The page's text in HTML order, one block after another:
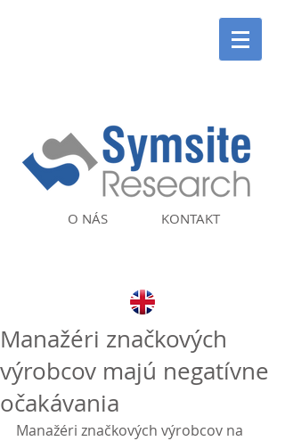
KONTAKT
O NÁS
Manažéri značkových
výrobcov majú negatívne
očakávania
Manažéri značkových výrobcov na